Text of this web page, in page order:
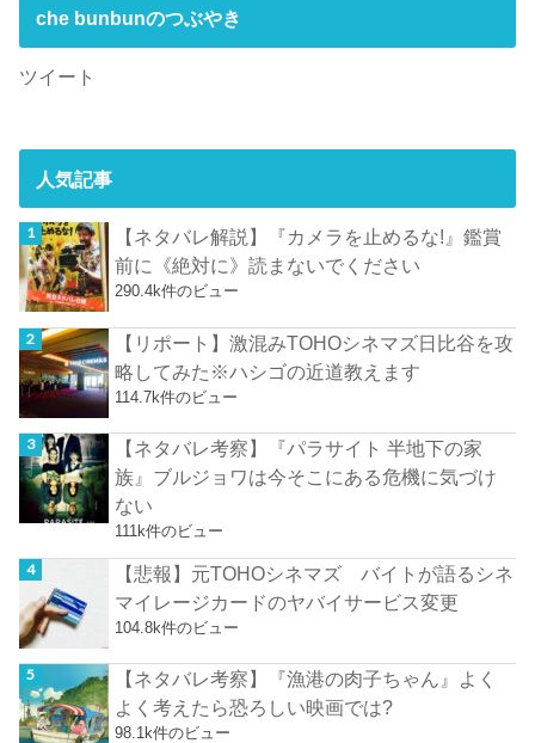
che bunbunのつぶやき
ツイート
人気記事
【ネタバレ解説】『カメラを止めるな!』鑑賞
前に《絶対に》読まないでください
290.4k件のビュー
【リポート】激混みTOHOシネマズ日比谷を攻
略してみた※ハシゴの近道教えます
114.7k件のビュー
【ネタバレ考察】『パラサイト 半地下の家
族』ブルジョワは今そこにある危機に気づけ
ない
111k件のビュー
【悲報】元TOHOシネマズ バイトが語るシネ
マイレージカードのヤバイサービス変更
104.8k件のビュー
【ネタバレ考察】『漁港の肉子ちゃん』よく
よく考えたら恐ろしい映画では?
98.1k件のビュー